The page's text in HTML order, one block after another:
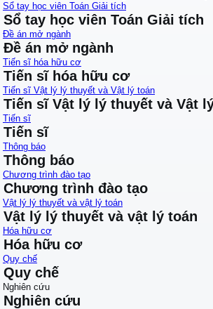
Sổ tay học viên Toán Giải tích
Sổ tay học viên Toán Giải tích
Đề án mở ngành
Đề án mở ngành
Tiến sĩ hóa hữu cơ
Tiến sĩ hóa hữu cơ
Tiến sĩ Vật lý lý thuyết và Vật lý toán
Tiến sĩ Vật lý lý thuyết và Vật
Tiến sĩ
Tiến sĩ
Thông báo
Thông báo
Chương trình đào tạo
Chương trình đào tạo
Vật lý lý thuyết và vật lý toán
Vật lý lý thuyết và vật lý toán
Hóa hữu cơ
Hóa hữu cơ
Quy chế
Quy chế
Nghiên cứu
Nghiên cứu